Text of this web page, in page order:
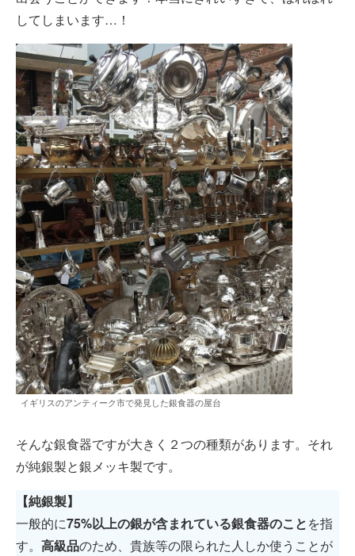
してしまいます…！
イギリスのアンティーク市で発見した銀食器の屋台
そんな銀食器ですが大きく２つの種類があります。それ
が純銀製と銀メッキ製です。
【純銀製】
一般的に75%以上の銀が含まれている銀食器のことを指
す。 高級品のため、貴族等の限られた人しか使うことが